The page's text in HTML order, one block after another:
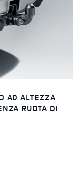
AD ALTEZZA
RUOTA DI